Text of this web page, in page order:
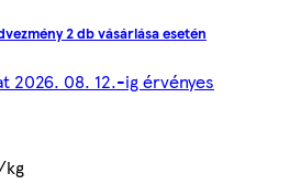
2 db vásárlása esetén
2026. 08. 12.-ig érvényes
kg